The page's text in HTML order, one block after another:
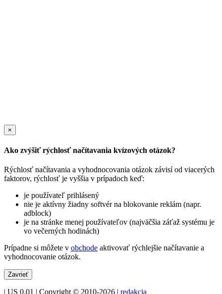
×
Ako zvýšiť rýchlosť načítavania kvízových otázok?
Rýchlosť načítavania a vyhodnocovania otázok závisí od viacerých
faktorov, rýchlosť je vyššia v prípadoch keď:
je používateľ prihlásený
nie je aktívny žiadny softvér na blokovanie reklám (napr.
adblock)
je na stránke menej používateľov (najväčšia záťaž systému je
vo večerných hodinách)
Prípadne si môžete v obchode aktivovať rýchlejšie načítavanie a
vyhodnocovanie otázok.
Zavrieť
| US 0.01 | Copyright © 2010-2026 | redakcia